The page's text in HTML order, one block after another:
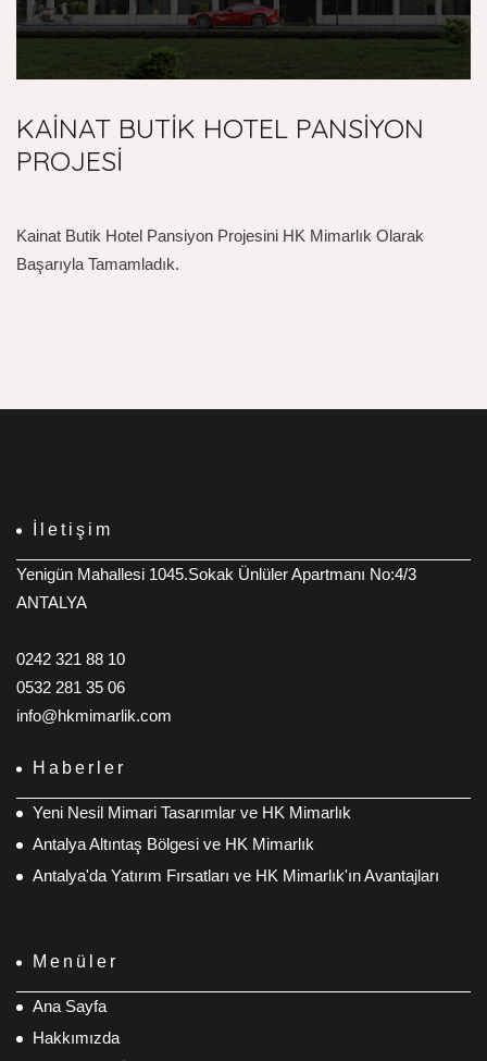
KAİNAT BUTİK HOTEL PANSİYON
PROJESİ
Kainat Butik Hotel Pansiyon Projesini HK Mimarlık Olarak
Başarıyla Tamamladık.
İletişim
Yenigün Mahallesi 1045.Sokak Ünlüler Apartmanı No:4/3
ANTALYA
0242 321 88 10
0532 281 35 06
info@hkmimarlik.com
Haberler
Yeni Nesil Mimari Tasarımlar ve HK Mimarlık
Antalya Altıntaş Bölgesi ve HK Mimarlık
Antalya'da Yatırım Fırsatları ve HK Mimarlık'ın Avantajları
Menüler
Ana Sayfa
Hakkımızda